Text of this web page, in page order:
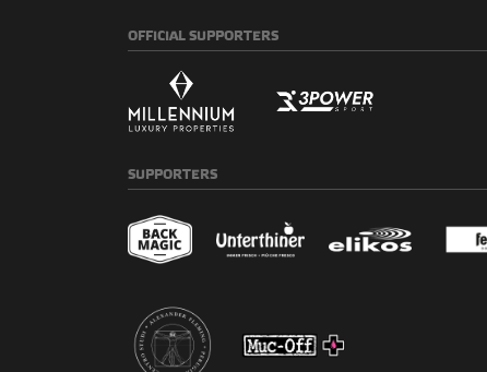
OFFICIAL SUPPORTERS
SUPPORTERS